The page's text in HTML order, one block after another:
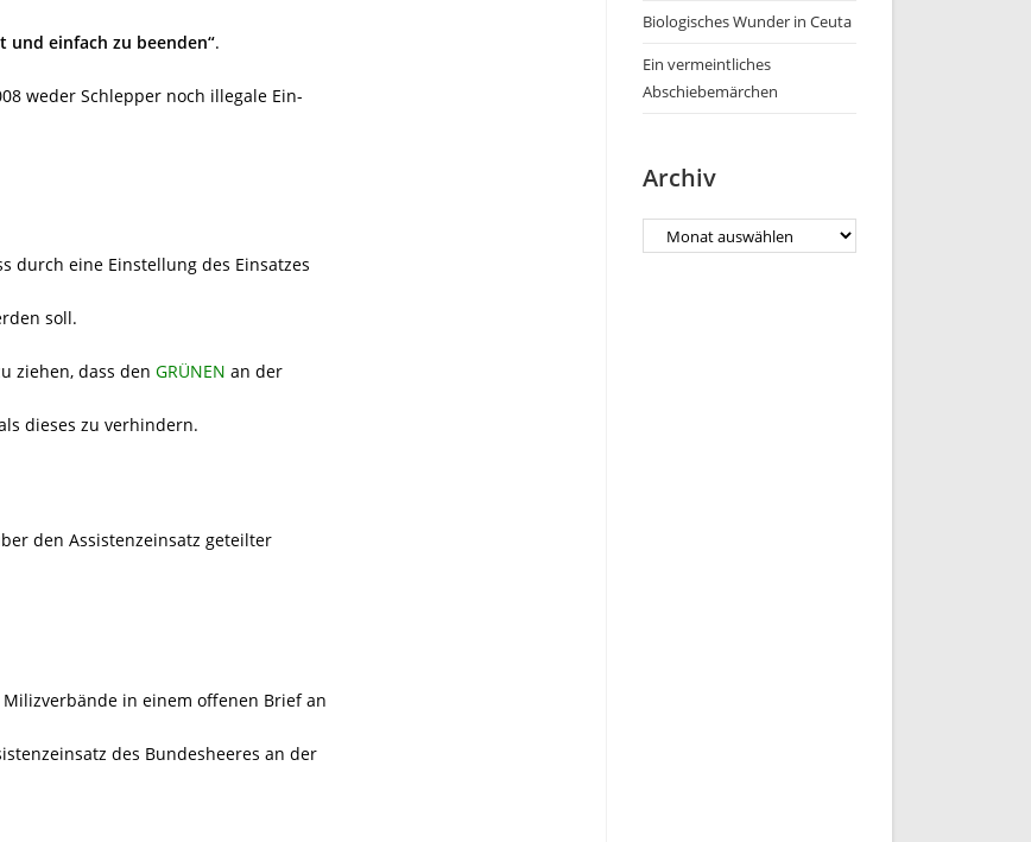
und einfach zu beenden“.
weder Schlepper noch illegale Ein-
durch eine Einstellung des Einsatzes
soll.
ziehen, dass den GRÜNEN an der
dieses zu verhindern.
den Assistenzeinsatz geteilter
in einem offenen Brief an
des Bundesheeres an der
Biologisches Wunder in Ceuta
Ein vermeintliches
Abschiebemärchen
Archiv
Archiv